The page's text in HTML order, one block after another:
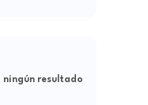
resultado